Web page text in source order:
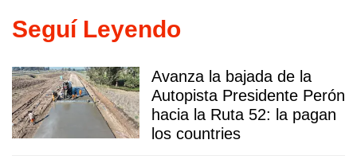
Seguí Leyendo
Avanza la bajada de la
Autopista Presidente Perón
hacia la Ruta 52: la pagan
los countries